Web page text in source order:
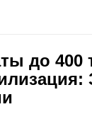
до 400